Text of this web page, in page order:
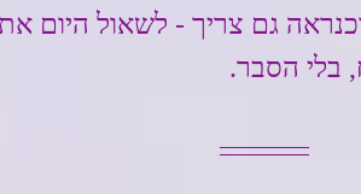
גם צריך - לשאול היום
בלי הסבר.